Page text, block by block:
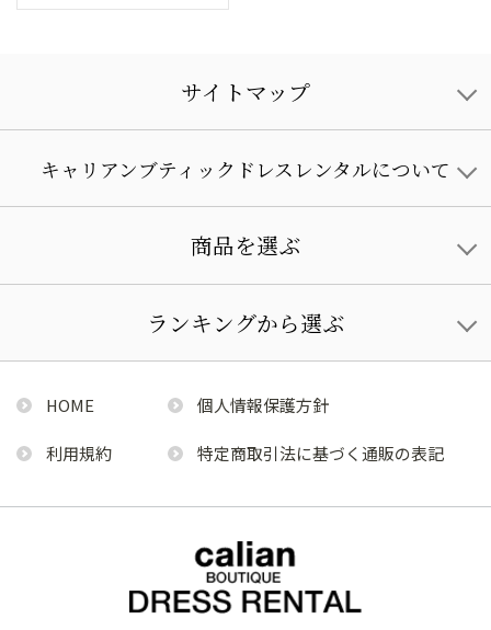
サイトマップ
キャリアンブティックドレスレンタルについて
商品を選ぶ
ランキングから選ぶ
HOME 個人情報保護方針
利用規約 特定商取引法に基づく通販の表記